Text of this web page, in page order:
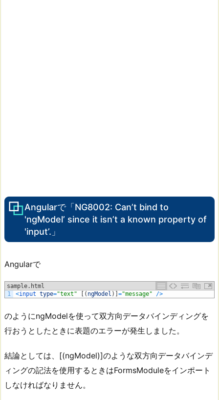
Angularで「NG8002: Can’t bind to
'ngModel’ since it isn’t a known property of
'input’.」
Angularで
sample.html
1
<input type="text" ( ngModel ) ="message" />
のようにngModelを使って双方向データバインディングを
行おうとしたときに表題のエラーが発生しました。
結論としては、[(ngModel)]のような双方向データバインデ
ィングの記法を使用するときはFormsModuleをインポート
しなければなりません。